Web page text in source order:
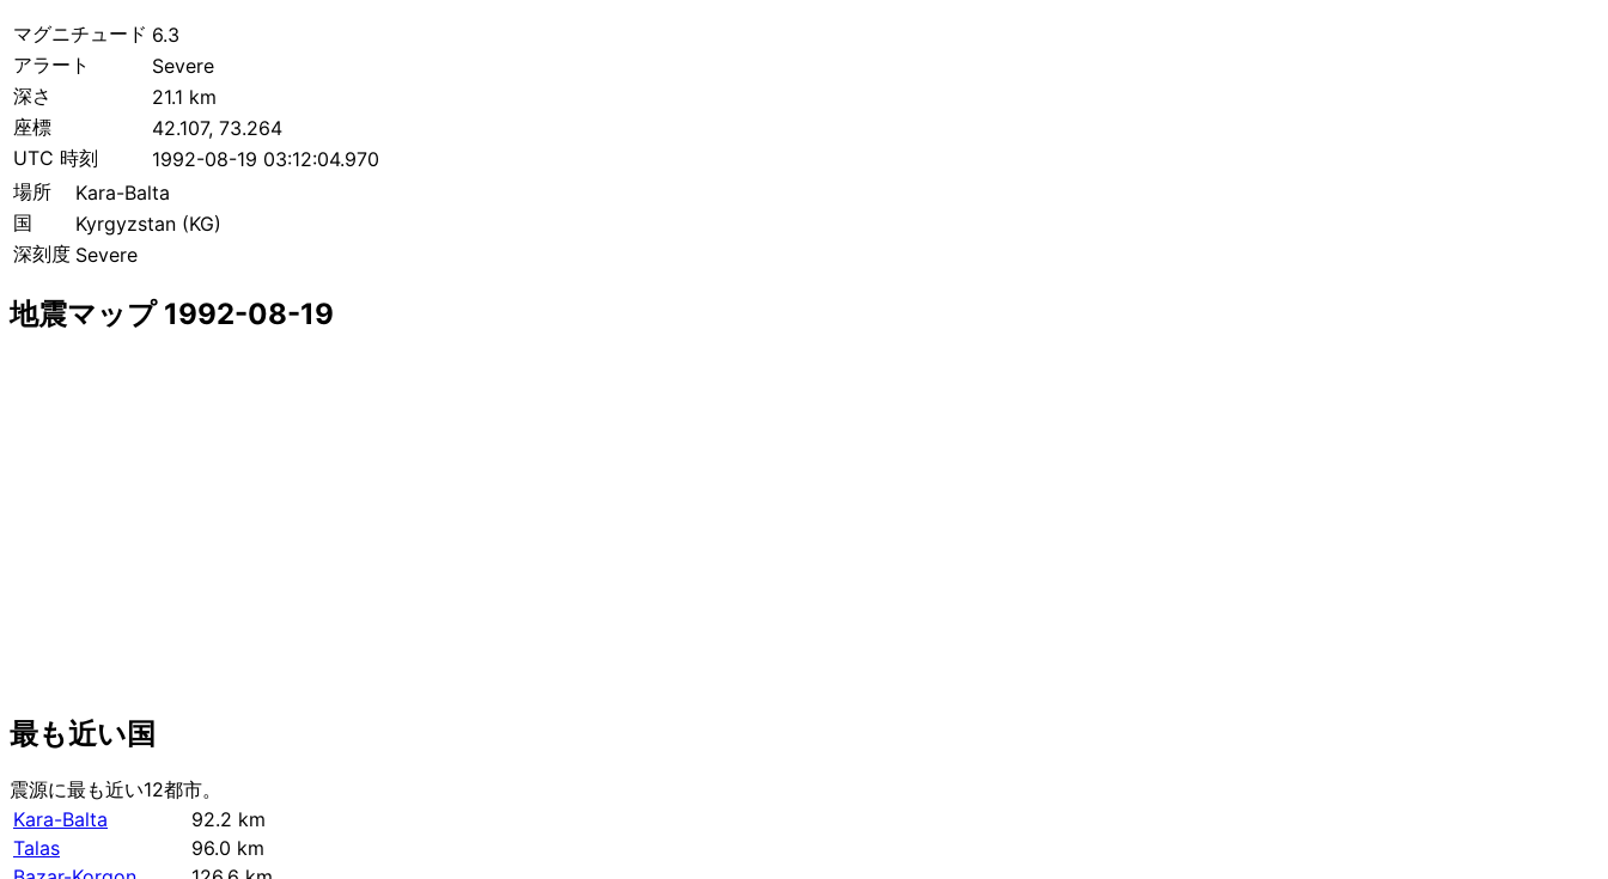
マグニチュード 6.3
アラート
Severe
深さ
21.1 km
座標
42.107, 73.264
UTC 時刻
1992-08-19 03:12:04.970
場所
Kara-Balta
国
Kyrgyzstan (KG)
深刻度 Severe
地震マップ 1992-08-19
最も近い国
震源に最も近い12都市。
Kara-Balta
92.2 km
Talas
96.0 km